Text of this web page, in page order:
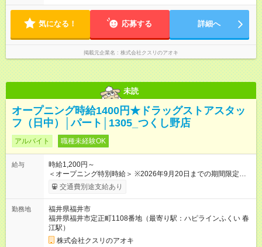
18:00 上記勤務時間内で1日3時間以上 ※1日の実働時間が法定労
気になる！ 応募する 詳細へ
掲載元企業名 株式会社クスリのアオキ
未読
オープニング時給1400円★ドラッグストアスタッ
フ（日中）│パート│1305_つくし野店
アルバイト 職種未経験OK
給与
時給1,200円～
＜オープニング特別時給＞ ※2026年9月20日までの期間限定特
別時給 8:30～17:00 時給1400円 17:00～22:00 時給1500円
※2026年9月21日～通常時給適用 8:30～17:00 時給1200円
降 25％増し（営業店舗のみ） 【手当】 ※登録販売者資格手当
あり（時給＋30円） 【試用期間】試用期間なし
交通費別途支給あり
勤務地
福井県福井市
福井県福井市定正町1108番地（最寄り駅：ハピラインふくい 春
江駅）
株式会社クスリのアオキ